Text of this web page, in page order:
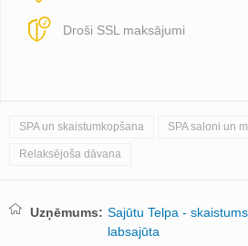
Droši SSL maksājumi
SPA un skaistumkopšana SPA saloni un
Relaksējoša dāvana
Uzņēmums: Sajūtu Telpa -
labsajūta